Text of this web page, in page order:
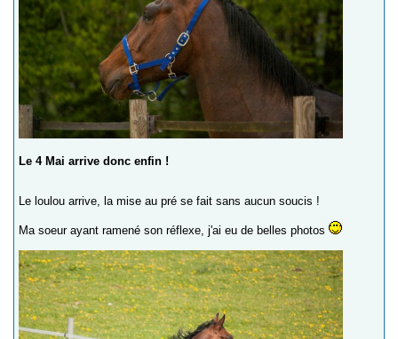
Le 4 Mai arrive donc enfin !
Le loulou arrive, la mise au pré se fait sans aucun soucis !
Ma soeur ayant ramené son réflexe, j'ai eu de belles photos